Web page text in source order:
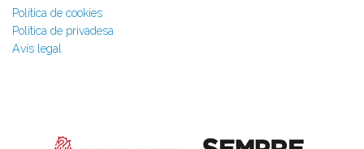
Política de cookies
Política de privadesa
Avís legal